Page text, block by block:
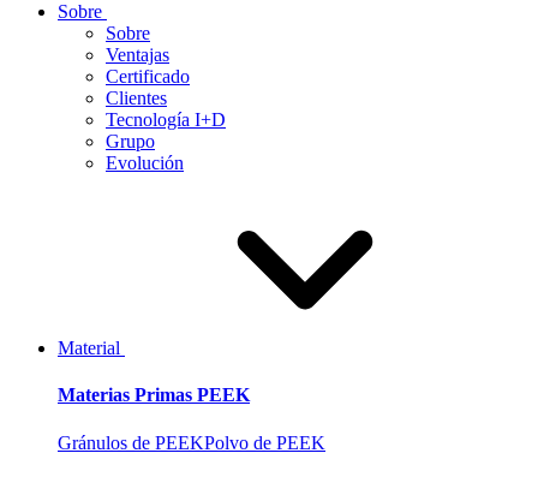
Sobre
Sobre
Ventajas
Certificado
Clientes
Tecnología I+D
Grupo
Evolución
Material
Materias Primas PEEK
Gránulos de PEEKPolvo de PEEK